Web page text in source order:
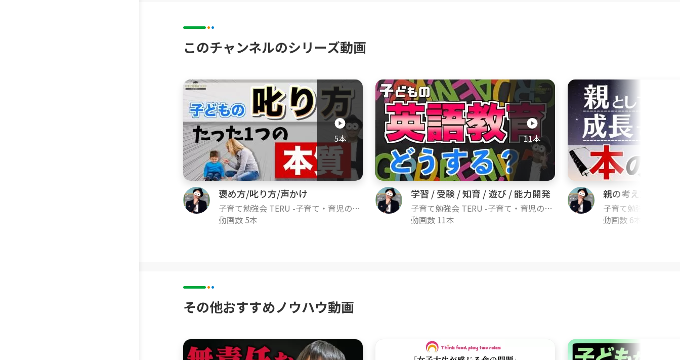
子育て・育児の勉強の方法は世の中にたくさんあります。赤ちゃん(乳児)〜幼児、小学生以降
の子育て・育児も含めて、いろんな学びはありますが、私はただ学べば良いわけではないと思
っています。学び＋心の安定を大切にしながら情報を得ていくことで、親子ともに無理のな
て・育児について学び、不安や悩みを解消していける情報を発信していけるよう頑張ります！
▼このチャンネルの合言葉
『できる限りできる範囲で』
私のチャンネルの情報を受け取る際には、どの動画にもこの合言葉を前提にご覧下さい。『で
きる限りできる範囲で』という言葉は、子育て・育児のベストな親の姿を表す言葉だと思って
います。子どもために親は犠牲になるのではなく、親も自分を大切にしながら、できる限りで
きる範囲で子どもと関わっていく。その方が子どもも安心できますし、親の不安も少しずつ解
消されていきます。親の心の安定ほど子どもに良い影響を与えてくれることはありません！
▼このチャンネルを見てほしい方
・子どものことを理解して良いコミュニケーションを取っていきたいという方
・家庭でできる幼児教育や早期教育について知りたい方
・子どもの勉強、学習との付き合い方を学びたい方
このチャンネルのシリーズ動画
5本
褒め方/叱り方/声かけ
子育て勉強会 TERU -子育て・育児の悩
みや不安解決ch-
動画数 5本
11本
学習 / 受験 / 知育 / 遊び / 能力開発
子育て勉強会 TERU -子育て・育児の悩
みや不安解決ch-
動画数 11本
親の考え方 / あり
子育て勉強会 TERU
みや不安解決ch-
動画数 6本
その他おすすめノウハウ動画